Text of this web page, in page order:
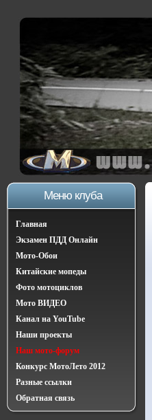
Меню клуба
Главная
Экзамен ПДД Онлайн
Мото-Обои
Китайские мопеды
Фото мотоциклов
Мото ВИДЕО
Канал на YouTube
Наши проекты
Наш мото-форум
Конкурс МотоЛето 2012
Разные ссылки
Обратная связь